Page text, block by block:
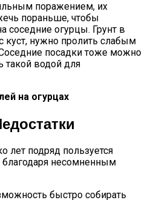
поражением, их
пораньше, чтобы
соседние огурцы. Грунт в
куст, нужно пролить слабым
посадки тоже можно
такой водой для
на огурцах
лет подряд пользуется
несомненным
быстро собирать